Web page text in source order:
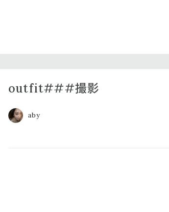
outfit###撮影
aby